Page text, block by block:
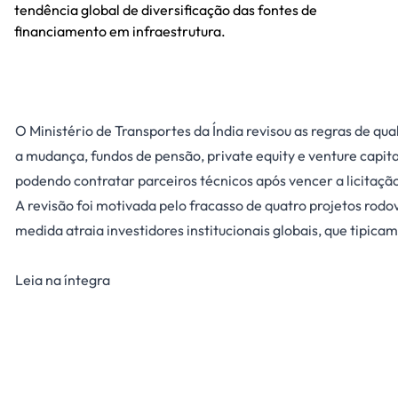
tendência global de diversificação das fontes de
financiamento em infraestrutura.
O Ministério de Transportes da Índia revisou as regras de
a mudança, fundos de pensão, private equity e venture
podendo contratar parceiros técnicos após vencer a
A revisão foi motivada pelo fracasso de quatro projetos
medida atraia investidores institucionais globais, que
Leia na íntegra